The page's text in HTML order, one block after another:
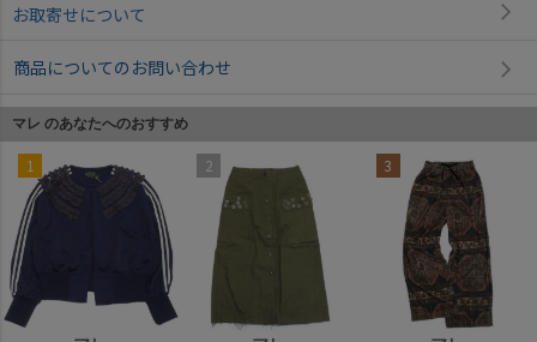
お取寄せについて
商品についてのお問い合わせ
マレ のあなたへのおすすめ
1 2 3